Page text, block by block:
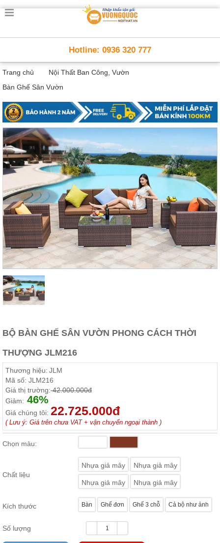
Trang
Thông
Minh
Nội
thất
minh
Nội
Thất
Trẻ
Em
Giường
tầng,
học, tủ
sách
Nội
Thất
Phòng
Khách
Sofa,
Bàn
trà...
Nội
Phòng
Ngủ
ngủ, tủ
áo, bàn
trang
điểm
Nội
Phòng
Ăn
ăn,
bếp
Thất
Công,
Hotline: 0936 320 777
Trang chủ
Nội Thất Ban Công, Vườn
Bàn Ghế Sân Vườn
BỘ BÀN GHẾ SÂN VƯỜN PHONG CÁCH THỜI
THƯỢNG JLM216
Thương hiệu: JLM
Mã số: JLM216
Giá thị trường:42.000.000đ
Giảm: 46%
Giá chúng tôi: 22.725.000đ
( Lưu ý: Giá trên chưa VAT + vận chuyển ngoại thành )
Chọn màu:
Chất liệu
Nhựa giả mây Nhựa giả mây
Nhựa giả mây Nhựa giả mây
Kích thước Bàn Ghế đơn Ghế 3 chỗ Cả bộ như ảnh
Số lượng